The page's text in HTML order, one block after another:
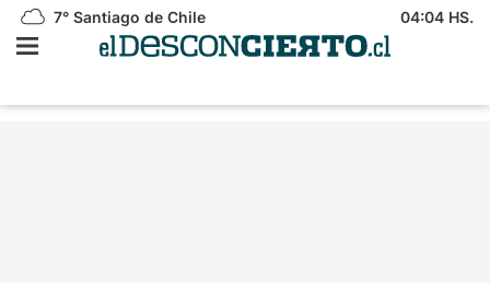
7° Santiago de Chile 04:04 HS.